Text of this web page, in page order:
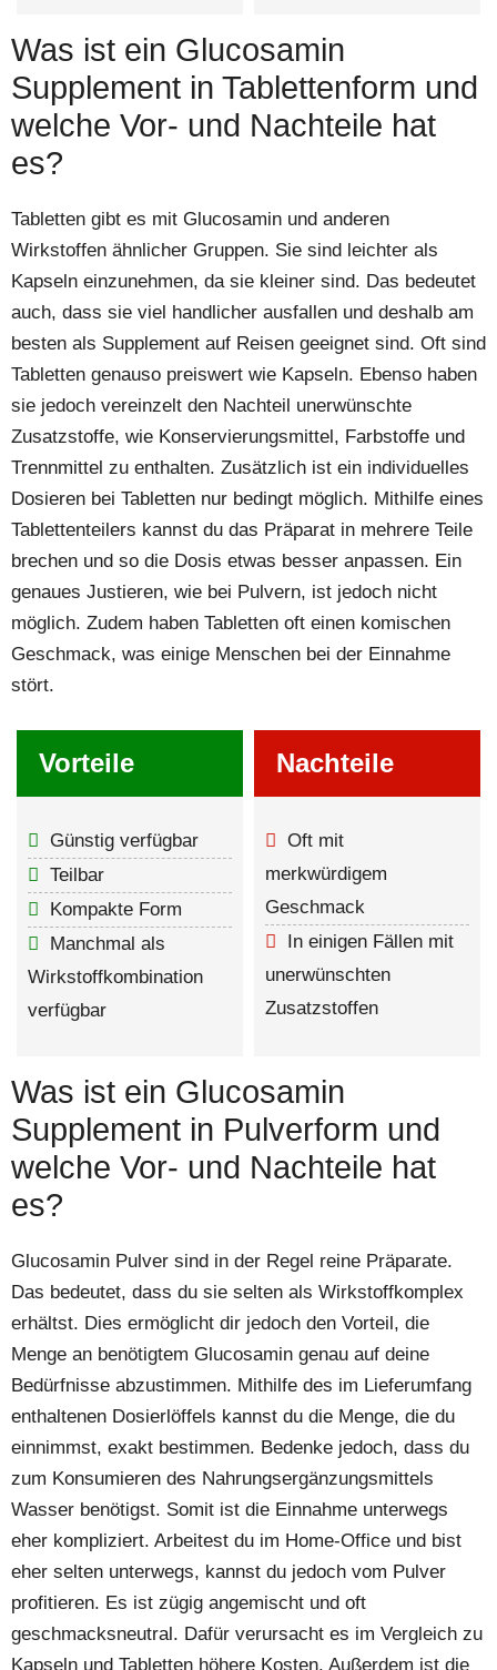
Was ist ein Glucosamin
Supplement in Tablettenform und
welche Vor- und Nachteile hat
es?
Tabletten gibt es mit Glucosamin und anderen
Wirkstoffen ähnlicher Gruppen. Sie sind leichter als
Kapseln einzunehmen, da sie kleiner sind. Das bedeutet
auch, dass sie viel handlicher ausfallen und deshalb am
besten als Supplement auf Reisen geeignet sind. Oft sind
Tabletten genauso preiswert wie Kapseln. Ebenso haben
sie jedoch vereinzelt den Nachteil unerwünschte
Zusatzstoffe, wie Konservierungsmittel, Farbstoffe und
Trennmittel zu enthalten. Zusätzlich ist ein individuelles
Dosieren bei Tabletten nur bedingt möglich. Mithilfe eines
Tablettenteilers kannst du das Präparat in mehrere Teile
brechen und so die Dosis etwas besser anpassen. Ein
genaues Justieren, wie bei Pulvern, ist jedoch nicht
möglich. Zudem haben Tabletten oft einen komischen
Geschmack, was einige Menschen bei der Einnahme
stört.
Vorteile
Günstig verfügbar
Teilbar
Kompakte Form
Manchmal als
Wirkstoffkombination
verfügbar
Nachteile
Oft mit
merkwürdigem
Geschmack
In einigen Fällen mit
unerwünschten
Zusatzstoffen
Was ist ein Glucosamin
Supplement in Pulverform und
welche Vor- und Nachteile hat
es?
Glucosamin Pulver sind in der Regel reine Präparate.
Das bedeutet, dass du sie selten als Wirkstoffkomplex
erhältst. Dies ermöglicht dir jedoch den Vorteil, die
Menge an benötigtem Glucosamin genau auf deine
Bedürfnisse abzustimmen. Mithilfe des im Lieferumfang
enthaltenen Dosierlöffels kannst du die Menge, die du
einnimmst, exakt bestimmen. Bedenke jedoch, dass du
zum Konsumieren des Nahrungsergänzungsmittels
Wasser benötigst. Somit ist die Einnahme unterwegs
eher kompliziert. Arbeitest du im Home-Office und bist
eher selten unterwegs, kannst du jedoch vom Pulver
profitieren. Es ist zügig angemischt und oft
geschmacksneutral. Dafür verursacht es im Vergleich zu
Kapseln und Tabletten höhere Kosten. Außerdem ist die